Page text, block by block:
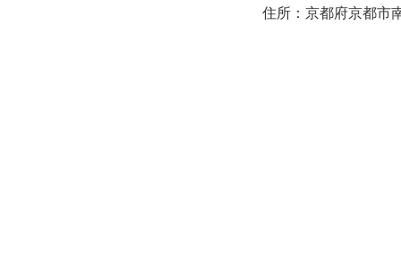
住所：京都府京都市